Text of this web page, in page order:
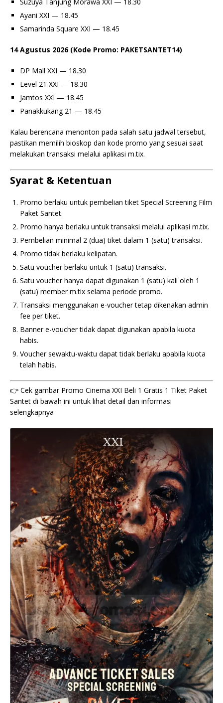
Ayani XXI — 18.45
Samarinda Square XXI — 18.45
14 Agustus 2026 (Kode Promo: PAKETSANTET14)
DP Mall XXI — 18.30
Level 21 XXI — 18.30
Jamtos XXI — 18.45
Panakkukang 21 — 18.45
Kalau berencana menonton pada salah satu jadwal tersebut,
pastikan memilih bioskop dan kode promo yang sesuai saat
melakukan transaksi melalui aplikasi m.tix.
Syarat & Ketentuan
Promo berlaku untuk pembelian tiket Special Screening Film
Paket Santet.
Promo hanya berlaku untuk transaksi melalui aplikasi m.tix.
Pembelian minimal 2 (dua) tiket dalam 1 (satu) transaksi.
Promo tidak berlaku kelipatan.
Satu voucher berlaku untuk 1 (satu) transaksi.
Satu voucher hanya dapat digunakan 1 (satu) kali oleh 1
(satu) member m.tix selama periode promo.
Transaksi menggunakan e-voucher tetap dikenakan admin
fee per tiket.
Banner e-voucher tidak dapat digunakan apabila kuota
habis.
Voucher sewaktu-waktu dapat tidak berlaku apabila kuota
telah habis.
👉 Cek gambar Promo Cinema XXI Beli 1 Gratis 1 Tiket Paket
Santet di bawah ini untuk lihat detail dan informasi
selengkapnya